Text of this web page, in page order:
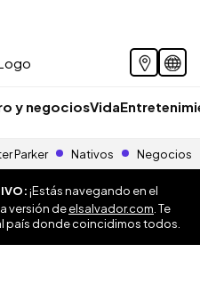
y negociosVida
Parker Nativos Negocios
¡Estás navegando en el
versión deelsalvador.com . Te
país donde coincidimos todos.